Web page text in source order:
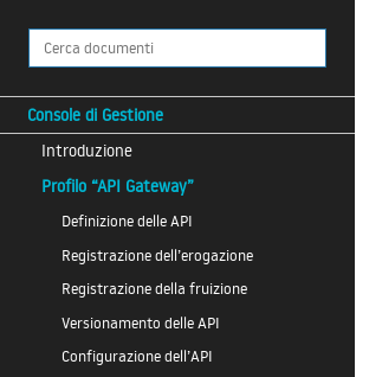
Console di Gestione
Introduzione
Profilo “API Gateway”
Definizione delle API
Registrazione dell’erogazione
Registrazione della fruizione
Versionamento delle API
Configurazione dell’API